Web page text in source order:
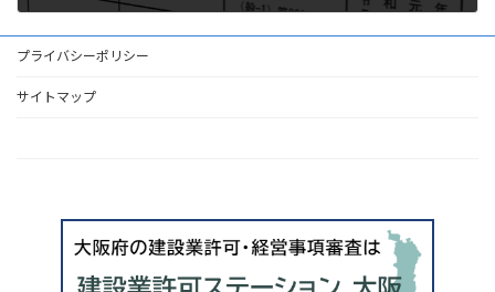
プライバシーポリシー
サイトマップ